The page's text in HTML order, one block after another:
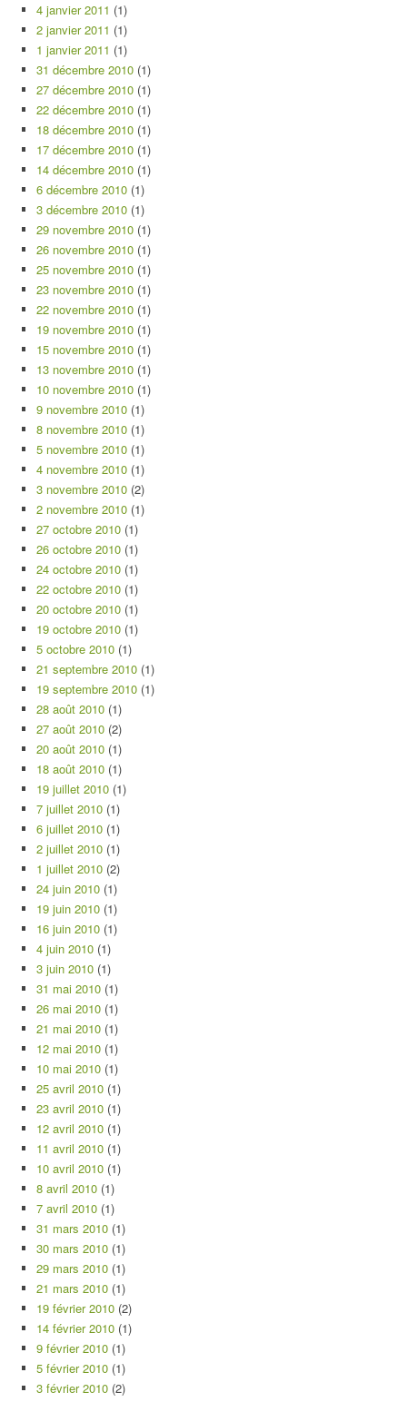
4 janvier 2011 (1)
2 janvier 2011 (1)
1 janvier 2011 (1)
31 décembre 2010 (1)
27 décembre 2010 (1)
22 décembre 2010 (1)
18 décembre 2010 (1)
17 décembre 2010 (1)
14 décembre 2010 (1)
6 décembre 2010 (1)
3 décembre 2010 (1)
29 novembre 2010 (1)
26 novembre 2010 (1)
25 novembre 2010 (1)
23 novembre 2010 (1)
22 novembre 2010 (1)
19 novembre 2010 (1)
15 novembre 2010 (1)
13 novembre 2010 (1)
10 novembre 2010 (1)
9 novembre 2010 (1)
8 novembre 2010 (1)
5 novembre 2010 (1)
4 novembre 2010 (1)
3 novembre 2010 (2)
2 novembre 2010 (1)
27 octobre 2010 (1)
26 octobre 2010 (1)
24 octobre 2010 (1)
22 octobre 2010 (1)
20 octobre 2010 (1)
19 octobre 2010 (1)
5 octobre 2010 (1)
21 septembre 2010 (1)
19 septembre 2010 (1)
28 août 2010 (1)
27 août 2010 (2)
20 août 2010 (1)
18 août 2010 (1)
19 juillet 2010 (1)
7 juillet 2010 (1)
6 juillet 2010 (1)
2 juillet 2010 (1)
1 juillet 2010 (2)
24 juin 2010 (1)
19 juin 2010 (1)
16 juin 2010 (1)
4 juin 2010 (1)
3 juin 2010 (1)
31 mai 2010 (1)
26 mai 2010 (1)
21 mai 2010 (1)
12 mai 2010 (1)
10 mai 2010 (1)
25 avril 2010 (1)
23 avril 2010 (1)
12 avril 2010 (1)
11 avril 2010 (1)
10 avril 2010 (1)
8 avril 2010 (1)
7 avril 2010 (1)
31 mars 2010 (1)
30 mars 2010 (1)
29 mars 2010 (1)
21 mars 2010 (1)
19 février 2010 (2)
14 février 2010 (1)
9 février 2010 (1)
5 février 2010 (1)
3 février 2010 (2)